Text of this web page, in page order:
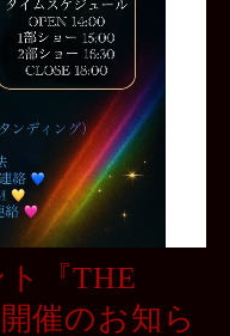
『THE
催のお知ら